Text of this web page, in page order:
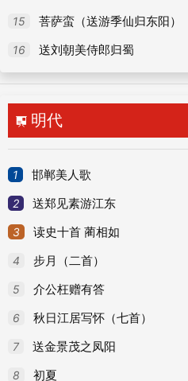
和王郎中召看牡丹
咏南池嘉莲
83 种苇
85 咏新菊
87 闻新蝉寄李馀
88 闻蝉寄贾岛
89 题鹤雏
咏莺
咏破屏风（一作章孝标诗）
古碑
拾得古砚
15 菩萨蛮（送游季仙归东阳）
16 送刘朝美侍郎归蜀
 明代
1 邯郸美人歌
2 送郑见素游江东
3 读史十首 蔺相如
4 步月（二首）
5 介公枉赠有答
6 秋日江居写怀（七首）
7 送金景茂之凤阳
8 初夏